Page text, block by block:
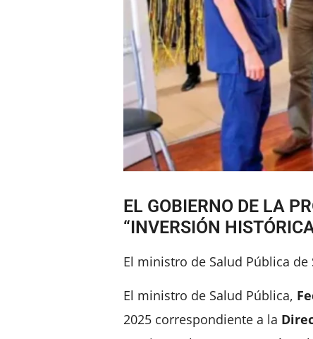
EL GOBIERNO DE LA
“INVERSIÓN
El ministro de Salud Pública
El ministro de Salud Pública,
2025 correspondiente a la